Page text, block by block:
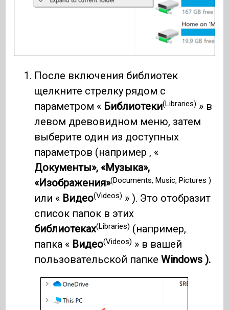
После включения библиотек
щелкните стрелку рядом с
параметром « Библиотеки(Libraries) » в
левом древовидном меню, затем
выберите один из доступных
параметров (например , «
Документы», «Музыка»,
«Изображения»(Documents, Music, Pictures )
или « Видео(Videos) » ). Это отобразит
список папок в этих
библиотеках(Libraries) (например,
папка « Видео(Videos) » в вашей
пользовательской папкеWindows ).